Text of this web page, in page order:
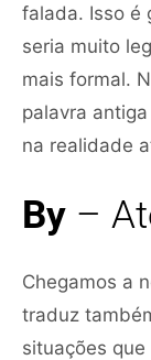
falada. Isso é
seria muito
mais formal.
palavra
na realidade
By –
Chegamos a
traduz
situações